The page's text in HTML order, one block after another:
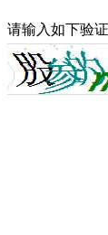
请输入如下验